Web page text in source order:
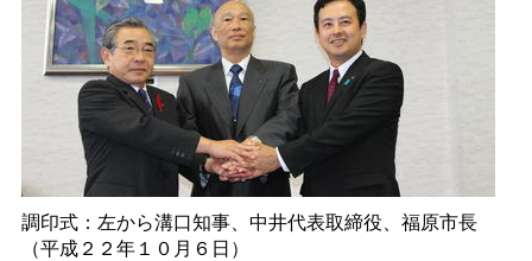
調印式：左から溝口知事、中井代表取締役、福原市長
（平成２２年１０月６日）